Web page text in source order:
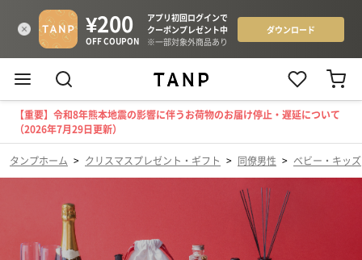
【重要】令和8年熊本地震の影響に伴うお荷物のお届け停止・遅延について
（2026年7月29日更新）
タンプホーム > クリスマスプレゼント・ギフト > 同僚男性 > ベビー・キッズ